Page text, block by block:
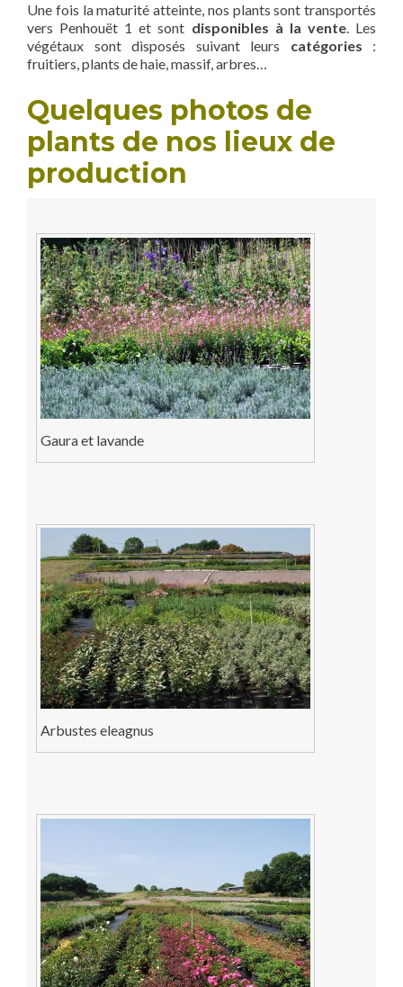
Une fois la maturité atteinte, nos plants sont transportés
vers Penhouët 1 et sont disponibles à la vente. Les
végétaux sont disposés suivant leurs catégories :
fruitiers, plants de haie, massif, arbres…
Quelques photos de
plants de nos lieux de
production
Gaura et lavande
Arbustes eleagnus